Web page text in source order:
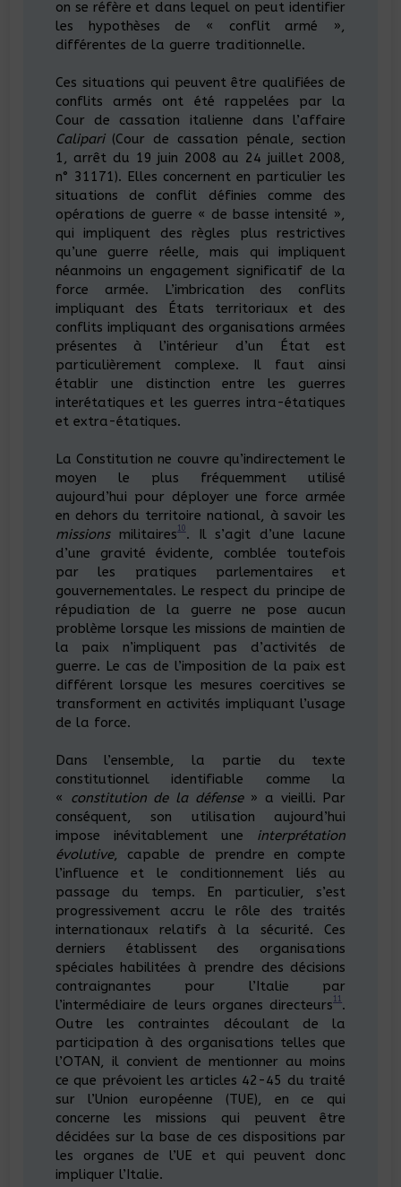
on se réfère et dans lequel on peut identifier
les hypothèses de « conflit armé »,
différentes de la guerre traditionnelle.
Ces situations qui peuvent être qualifiées de
conflits armés ont été rappelées par la
Cour de cassation italienne dans l’affaire
Calipari(Cour de cassation pénale, section
1, arrêt du 19 juin 2008 au 24 juillet 2008,
n° 31171). Elles concernent en particulier les
situations de conflit définies comme des
opérations de guerre « de basse intensité »,
qui impliquent des règles plus restrictives
qu’une guerre réelle, mais qui impliquent
néanmoins un engagement significatif de la
force armée. L’imbrication des conflits
impliquant des États territoriaux et des
conflits impliquant des organisations armées
présentes à l’intérieur d’un État est
particulièrement complexe. Il faut ainsi
établir une distinction entre les guerres
interétatiques et les guerres intra-étatiques
et extra-étatiques.
La Constitution ne couvre qu’indirectement le
moyen le plus fréquemment utilisé
aujourd’hui pour déployer une force armée
en dehors du territoire national, à savoir les
missionsmilitaires 10. Il s’agit d’une lacune
d’une gravité évidente, comblée toutefois
par les pratiques parlementaires et
gouvernementales. Le respect du principe de
répudiation de la guerre ne pose aucun
problème lorsque les missions de maintien de
la paix n’impliquent pas d’activités de
guerre. Le cas de l’imposition de la paix est
différent lorsque les mesures coercitives se
transforment en activités impliquant l’usage
de la force.
Dans l’ensemble, la partie du texte
constitutionnel identifiable comme la
« constitution de la défense» a vieilli. Par
conséquent, son utilisation aujourd’hui
impose inévitablement une interprétation
évolutive, capable de prendre en compte
l’influence et le conditionnement liés au
passage du temps. En particulier, s’est
progressivement accru le rôle des traités
internationaux relatifs à la sécurité. Ces
derniers établissent des organisations
spéciales habilitées à prendre des décisions
contraignantes pour l’Italie par
l’intermédiaire de leurs organes directeurs11 .
Outre les contraintes découlant de la
participation à des organisations telles que
l’OTAN, il convient de mentionner au moins
ce que prévoient les articles 42-45 du traité
sur l’Union européenne (TUE), en ce qui
concerne les missions qui peuvent être
décidées sur la base de ces dispositions par
les organes de l’UE et qui peuvent donc
impliquer l’Italie.